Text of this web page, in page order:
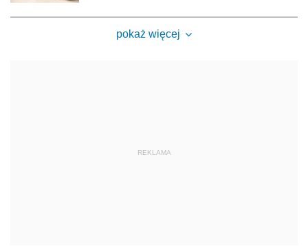
pokaż więcej
REKLAMA